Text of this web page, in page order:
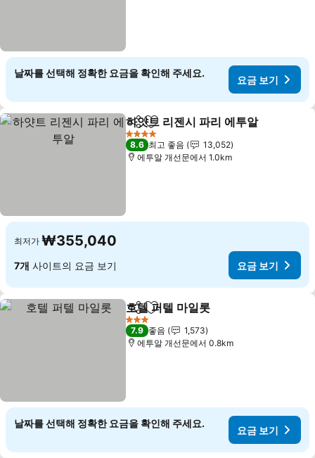
날짜를 선택해 정확한 요금을 확인해 주세요.
요금 보기
공유 즐겨찾기에 추가
하얏트 리젠시 파리 에투알
4 성급
8.6 최고 좋음
13,052
에투알 개선문에서 1.0km
최저가 ₩355,040
7개 사이트의 요금 보기 요금 보기
공유 즐겨찾기에 추가
호텔 퍼텔 마일롯
3 성급
7.9 좋음
1,573
에투알 개선문에서 0.8km
날짜를 선택해 정확한 요금을 확인해 주세요.
요금 보기